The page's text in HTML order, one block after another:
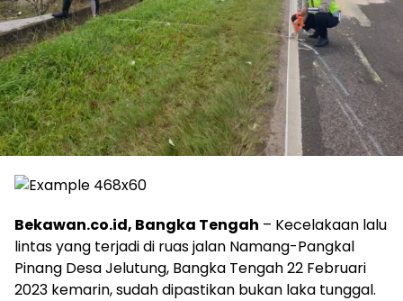
Bekawan.co.id, Bangka Tengah – Kecelakaan lalu
lintas yang terjadi di ruas jalan Namang-Pangkal
Pinang Desa Jelutung, Bangka Tengah 22 Februari
2023 kemarin, sudah dipastikan bukan laka tunggal.